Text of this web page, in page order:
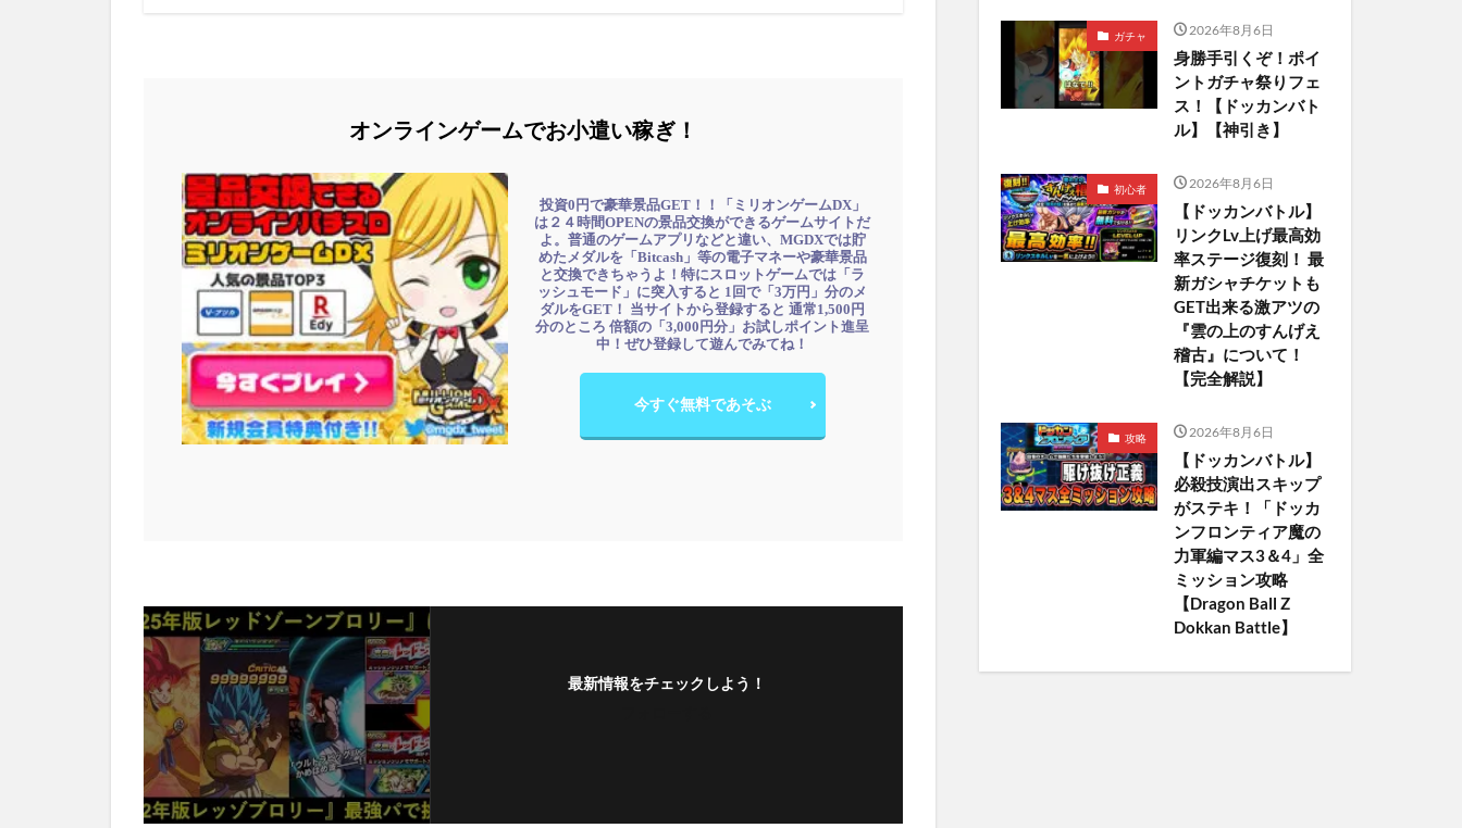
オンラインゲームでお小遣い稼ぎ！
投資0円で豪華景品GET！！「ミリオンゲームDX」
は２４時間OPENの景品交換ができるゲームサイトだ
よ。普通のゲームアプリなどと違い、MGDXでは貯
めたメダルを「Bitcash」等の電子マネーや豪華景品
と交換できちゃうよ！特にスロットゲームでは「ラ
ッシュモード」に突入すると 1回で「3万円」分のメ
ダルをGET！ 当サイトから登録すると 通常1,500円
分のところ 倍額の「3,000円分」お試しポイント進呈
中！ぜひ登録して遊んでみてね！
今すぐ無料であそぶ
最新情報をチェックしよう！
ガチャ 2026年8月6日
身勝手引くぞ！ポイ
ントガチャ祭りフェ
ス！【ドッカンバト
ル】【神引き】
初心者 2026年8月6日
【ドッカンバトル】
リンクLv上げ最高効
率ステージ復刻！ 最
新ガシャチケットも
GET出来る激アツの
『雲の上のすんげえ
稽古』について！
【完全解説】
攻略 2026年8月6日
【ドッカンバトル】
必殺技演出スキップ
がステキ！「ドッカ
ンフロンティア魔の
力軍編マス3＆4」全
ミッション攻略
【Dragon Ball Z
Dokkan Battle】